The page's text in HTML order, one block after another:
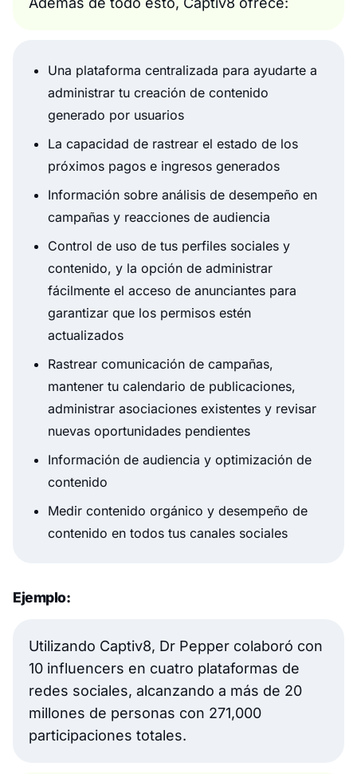
Una plataforma centralizada para ayudarte a
administrar tu creación de contenido
generado por usuarios
La capacidad de rastrear el estado de los
próximos pagos e ingresos generados
Información sobre análisis de desempeño en
campañas y reacciones de audiencia
Control de uso de tus perfiles sociales y
contenido, y la opción de administrar
fácilmente el acceso de anunciantes para
garantizar que los permisos estén
actualizados
Rastrear comunicación de campañas,
mantener tu calendario de publicaciones,
administrar asociaciones existentes y revisar
nuevas oportunidades pendientes
Información de audiencia y optimización de
contenido
Medir contenido orgánico y desempeño de
contenido en todos tus canales sociales
Ejemplo:
Utilizando Captiv8, Dr Pepper colaboró con
10 influencers en cuatro plataformas de
redes sociales, alcanzando a más de 20
millones de personas con 271,000
participaciones totales.